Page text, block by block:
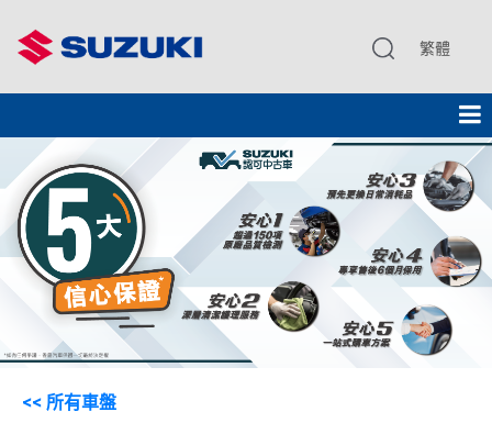
繁體
<< 所有車盤